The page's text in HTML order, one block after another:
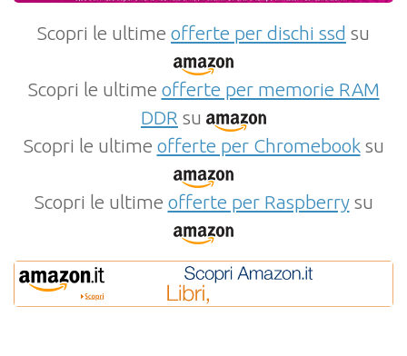
Scopri le ultime offerte per dischi ssd su
Scopri le ultime offerte per memorie RAM
DDR su
Scopri le ultime offerte per Chromebooksu
Scopri le ultime offerte per Raspberrysu